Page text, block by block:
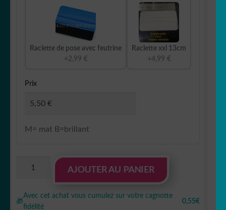
Raclette de pose avec feutrine
+2,99 €
Raclette xxl 13cm
+4,99 €
Prix
M= mat B=brillant
autocollant
AJOUTER AU PANIER
🎁
Avec cet achat vous cumulez sur votre cagnotte
fidélité
0,55€